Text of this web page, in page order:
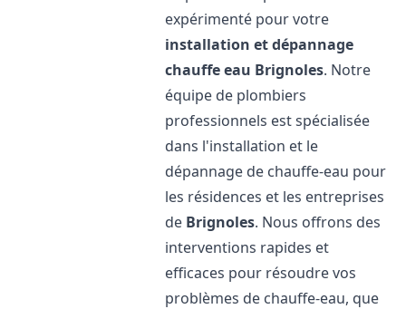
expérimenté pour votre
installation et dépannage
chauffe eau Brignoles. Notre
équipe de plombiers
professionnels est spécialisée
dans l'installation et le
dépannage de chauffe-eau pour
les résidences et les entreprises
de Brignoles. Nous offrons des
interventions rapides et
efficaces pour résoudre vos
problèmes de chauffe-eau, que